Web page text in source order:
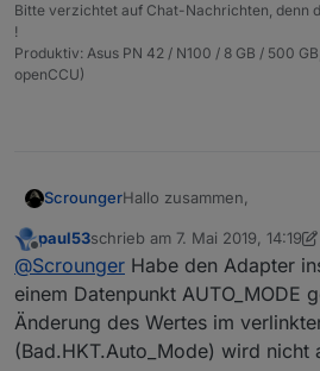
Später sollen noch
Devices Skriptauch
Bitte verzichtet auf Chat-Nachrichten, denn
!
Produktiv: Asus PN 42 / N100 / 8 GB / 500
openCCU)
ScroungerHallo zusammen,
ich möchte euch meinen
aktuell arbeite vorstellen -
Die Idee und insperation
Devices Skript
@ Pman
https://github.com/
Funktionsweise:
Ihr könnt euch verlinkte
Offline
paul53schrieb am 7. Mai 2019, 14:19
zuletzt editiert von paul53 5.
@Scrounger Habe den Adapter
einem Datenpunkt AUTO_MODE
Änderung des Wertes im
(Bad.HKT.Auto_Mode) wird nicht